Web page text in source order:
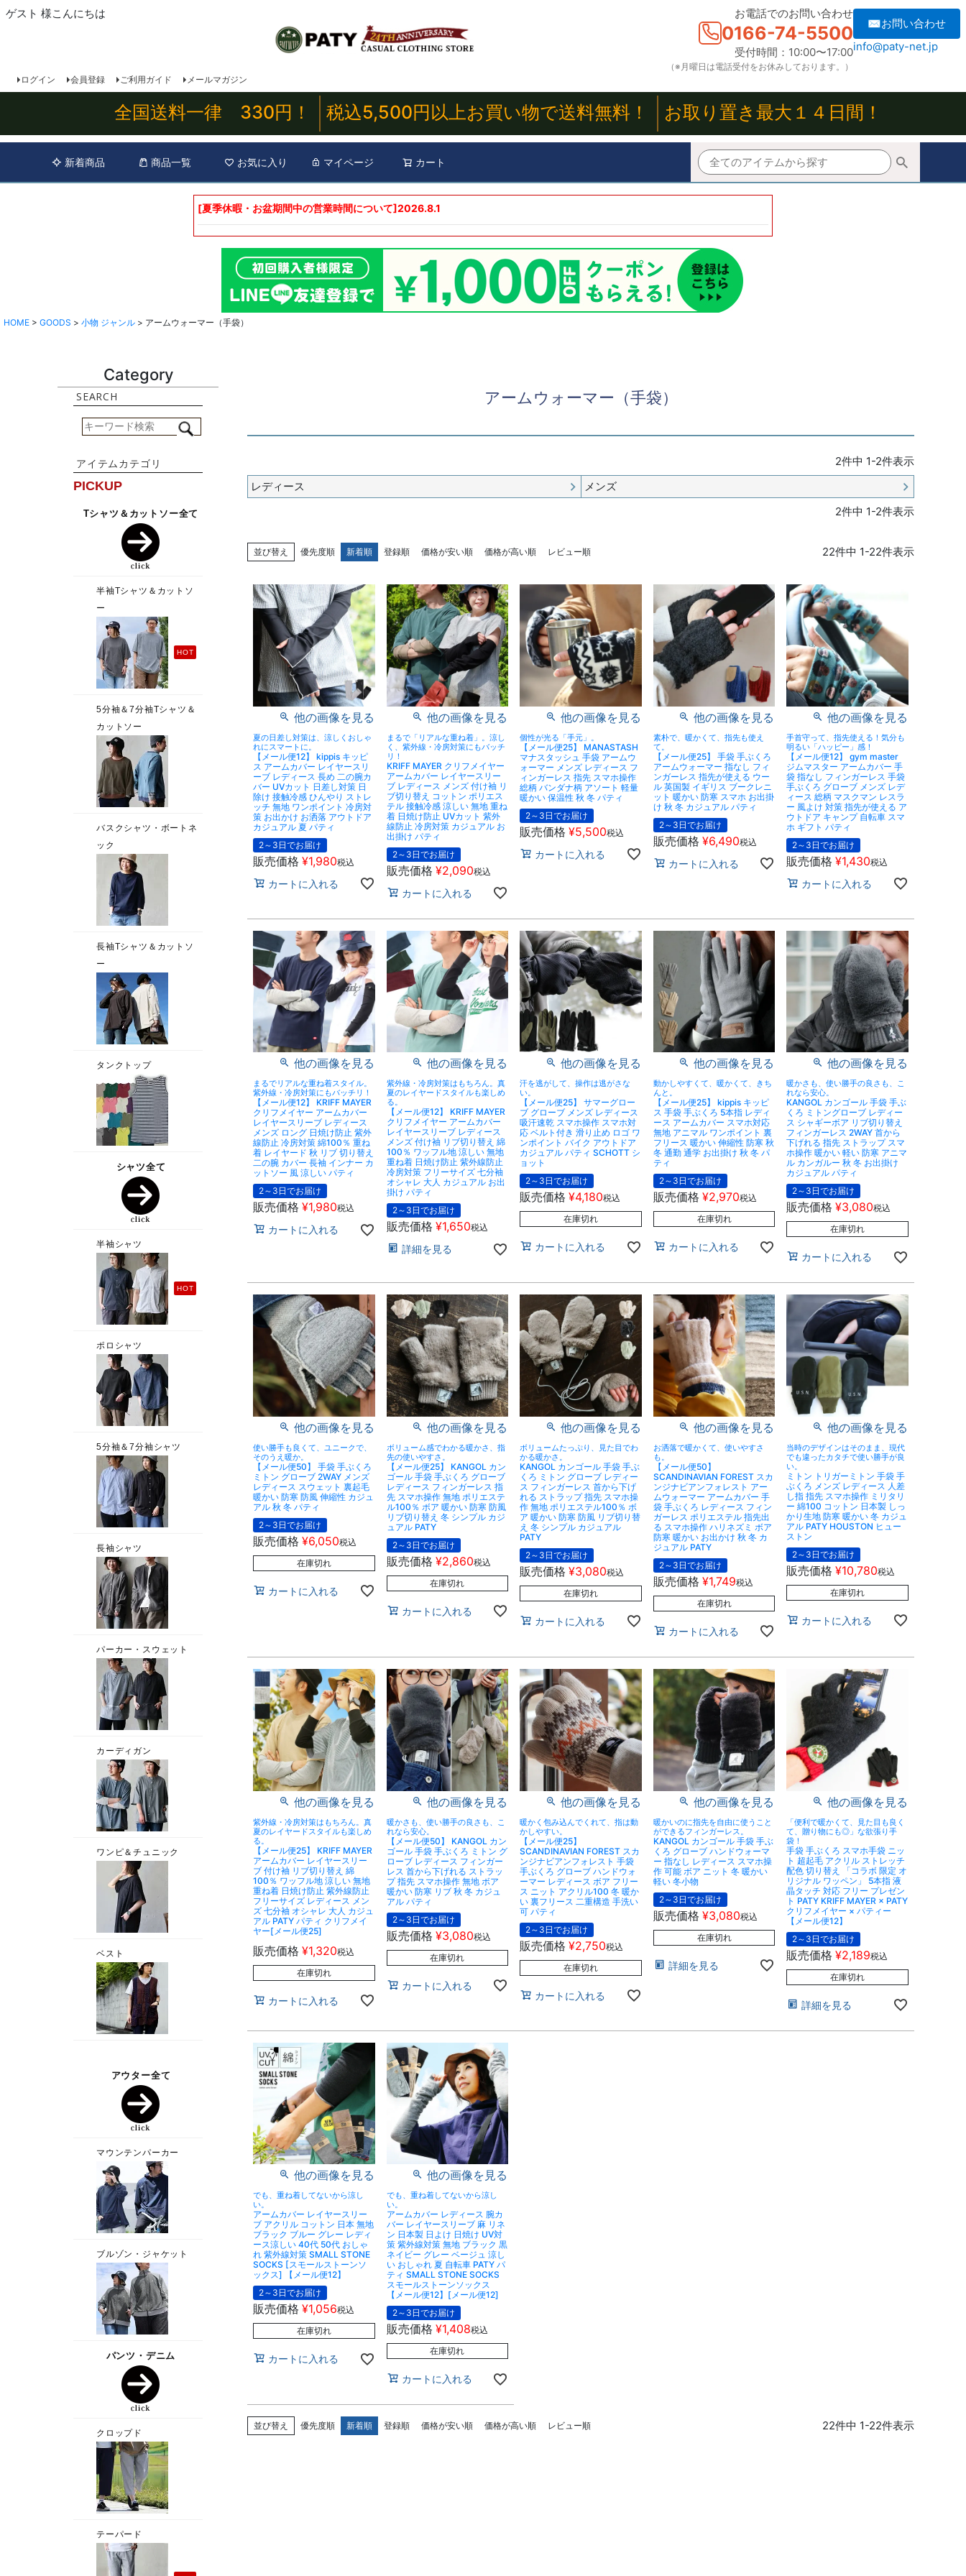
ゲスト 様こんにちは お電話でのお問い合わせ
0166-74-5500
受付時間：10:00〜17:00
（※月曜日は電話受付をお休みしております。）
✉お問い合わせ
info@paty-net.jp
ログイン 会員登録 ご利用ガイド メールマガジン
全国送料一律 330円！ 税込5,500円以上お買い物で送料無料！ お取り置き最大１４日間！
新着商品 商品一覧 お気に入り マイページ カート
[夏季休暇・お盆期間中の営業時間について]2026.8.1
HOME GOODS 小物 ジャンル アームウォーマー（手袋）
Category
アームウォーマー（手袋）
2件中 1-2件表示
レディース
メンズ
2件中 1-2件表示
並び替え 優先度順 新着順 登録順 価格が安い順 価格が高い順 レビュー順 22件中 1-22件表示
他の画像を見る
夏の日差し対策は、涼しくおしゃ
れにスマートに。
【メール便12】 kippis キッピ
ス アームカバー レイヤースリ
ーブ レディース 長め 二の腕カ
バー UVカット 日差し対策 日
除け 接触冷感 ひんやり ストレ
ッチ 無地 ワンポイント 冷房対
策 お出かけ お洒落 アウトドア
カジュアル 夏 パティ
2～3日でお届け
販売価格 ¥1,980税込
カートに入れる
他の画像を見る
まるで「リアルな重ね着」。涼し
く、紫外線・冷房対策にもバッチ
リ！
KRIFF MAYER クリフメイヤー
アームカバー レイヤースリー
ブ レディース メンズ 付け袖 リ
ブ切り替え コットン ポリエス
テル 接触冷感 涼しい 無地 重ね
着 日焼け防止 UVカット 紫外
線防止 冷房対策 カジュアル お
出掛け パティ
2～3日でお届け
販売価格 ¥2,090税込
カートに入れる
他の画像を見る
個性が光る「手元」。
【メール便25】 MANASTASH
マナスタッシュ 手袋 アームウ
ォーマー メンズ レディース フ
ィンガーレス 指先 スマホ操作
総柄 バンダナ柄 アソート 軽量
暖かい 保温性 秋 冬 パティ
2～3日でお届け
販売価格 ¥5,500税込
カートに入れる
他の画像を見る
素朴で、暖かくて、指先も使え
て。
【メール便25】 手袋 手ぶくろ
アームウォーマー 指なし フィ
ンガーレス 指先が使える ウー
ル 英国製 イギリス ブークレニ
ット 暖かい 防寒 スマホ お出掛
け 秋 冬 カジュアル パティ
2～3日でお届け
販売価格 ¥6,490税込
カートに入れる
他の画像を見る
手首守って、指先使える！気分も
明るい「ハッピー」感！
【メール便12】 gym master
ジムマスター アームカバー 手
袋 指なし フィンガーレス 手袋
手ぶくろ グローブ メンズ レデ
ィース 総柄 マスクマン レスラ
ー 風よけ 対策 指先が使える ア
ウトドア キャンプ 自転車 スマ
ホ ギフト パティ
2～3日でお届け
販売価格 ¥1,430税込
カートに入れる
他の画像を見る
まるでリアルな重ね着スタイル。
紫外線・冷房対策にもバッチリ！
【メール便12】 KRIFF MAYER
クリフメイヤー アームカバー
レイヤースリーブ レディース
メンズ ロング 日焼け防止 紫外
線防止 冷房対策 綿100％ 重ね
着 レイヤード 秋 リブ 切り替え
二の腕 カバー 長袖 インナー カ
ットソー 風 涼しい パティ
2～3日でお届け
販売価格 ¥1,980税込
カートに入れる
他の画像を見る
紫外線・冷房対策はもちろん。真
夏のレイヤードスタイルも楽しめ
る。
【メール便12】 KRIFF MAYER
クリフメイヤー アームカバー
レイヤースリーブ レディース
メンズ 付け袖 リブ切り替え 綿
100％ ワッフル地 涼しい 無地
重ね着 日焼け防止 紫外線防止
冷房対策 フリーサイズ 七分袖
オシャレ 大人 カジュアル お出
掛け パティ
2～3日でお届け
販売価格 ¥1,650税込
詳細を見る
他の画像を見る
汗を逃がして、操作は逃がさな
い。
【メール便25】 サマーグロー
ブ グローブ メンズ レディース
吸汗速乾 スマホ操作 スマホ対
応 ベルト付き 滑り止め ロゴ ワ
ンポイント バイク アウトドア
カジュアル パティ SCHOTT シ
ョット
2～3日でお届け
販売価格 ¥4,180税込
在庫切れ
カートに入れる
他の画像を見る
動かしやすくて、暖かくて、きち
んと。
【メール便25】 kippis キッピ
ス 手袋 手ぶくろ 5本指 レディ
ース アームカバー スマホ対応
無地 アニマル ワンポイント 裏
フリース 暖かい 伸縮性 防寒 秋
冬 通勤 通学 お出掛け 秋 冬 パ
ティ
2～3日でお届け
販売価格 ¥2,970税込
在庫切れ
カートに入れる
他の画像を見る
暖かさも、使い勝手の良さも、こ
れなら安心。
KANGOL カンゴール 手袋 手ぶ
くろ ミトングローブ レディー
ス シャギーボア リブ切り替え
フィンガーレス 2WAY 首から
下げれる 指先 ストラップ スマ
ホ操作 暖かい 軽い 防寒 アニマ
ル カンガルー 秋 冬 お出掛け
カジュアル パティ
2～3日でお届け
販売価格 ¥3,080税込
在庫切れ
カートに入れる
他の画像を見る
使い勝手も良くて、ユニークで、
そのうえ暖か。
【メール便50】 手袋 手ぶくろ
ミトン グローブ 2WAY メンズ
レディース スウェット 裏起毛
暖かい 防寒 防風 伸縮性 カジュ
アル 秋 冬 パティ
2～3日でお届け
販売価格 ¥6,050税込
在庫切れ
カートに入れる
他の画像を見る
ボリューム感でわかる暖かさ、指
先の使いやすさ。
【メール便25】 KANGOL カン
ゴール 手袋 手ぶくろ グローブ
レディース フィンガーレス 指
先 スマホ操作 無地 ポリエステ
ル100％ ボア 暖かい 防寒 防風
リブ切り替え 冬 シンプル カジ
ュアル PATY
2～3日でお届け
販売価格 ¥2,860税込
在庫切れ
カートに入れる
他の画像を見る
ボリュームたっぷり、見た目でわ
かる暖かさ。
KANGOL カンゴール 手袋 手ぶ
くろ ミトン グローブ レディー
ス フィンガーレス 首から下げ
れる ストラップ 指先 スマホ操
作 無地 ポリエステル100％ ボ
ア 暖かい 防寒 防風 リブ切り替
え 冬 シンプル カジュアル
PATY
2～3日でお届け
販売価格 ¥3,080税込
在庫切れ
カートに入れる
他の画像を見る
お洒落で暖かくて、使いやすさ
も。
【メール便50】
SCANDINAVIAN FOREST スカ
ンジナビアンフォレスト アー
ムウォーマー アームカバー 手
袋 手ぶくろ レディース フィン
ガーレス ポリエステル 指先出
る スマホ操作 ハリネズミ ボア
防寒 暖かい お出かけ 秋 冬 カ
ジュアル PATY
2～3日でお届け
販売価格 ¥1,749税込
在庫切れ
カートに入れる
他の画像を見る
当時のデザインはそのまま、現代
でも違ったカタチで使い勝手が良
い。
ミトン トリガーミトン 手袋 手
ぶくろ メンズ レディース 人差
し指 指先 スマホ操作 ミリタリ
ー 綿100 コットン 日本製 しっ
かり生地 防寒 暖かい 冬 カジュ
アル PATY HOUSTON ヒュー
ストン
2～3日でお届け
販売価格 ¥10,780税込
在庫切れ
カートに入れる
他の画像を見る
紫外線・冷房対策はもちろん。真
夏のレイヤードスタイルも楽しめ
る。
【メール便25】 KRIFF MAYER
アームカバー レイヤースリー
ブ 付け袖 リブ切り替え 綿
100％ ワッフル地 涼しい 無地
重ね着 日焼け防止 紫外線防止
フリーサイズ レディース メン
ズ 七分袖 オシャレ 大人 カジュ
アル PATY パティ クリフメイ
ヤー[メール便25]
販売価格 ¥1,320税込
在庫切れ
カートに入れる
他の画像を見る
暖かさも、使い勝手の良さも、こ
れなら安心。
【メール便50】 KANGOL カン
ゴール 手袋 手ぶくろ ミトン グ
ローブ レディース フィンガー
レス 首から下げれる ストラッ
プ 指先 スマホ操作 無地 ボア
暖かい 防寒 リブ 秋 冬 カジュ
アル パティ
2～3日でお届け
販売価格 ¥3,080税込
在庫切れ
カートに入れる
他の画像を見る
暖かく包み込んでくれて、指は動
かしやすい。
【メール便25】
SCANDINAVIAN FOREST スカ
ンジナビアンフォレスト 手袋
手ぶくろ グローブ ハンドウォ
ーマー レディース ボア フリー
ス ニット アクリル100 冬 暖か
い 裏フリース 二重構造 手洗い
可 パティ
2～3日でお届け
販売価格 ¥2,750税込
在庫切れ
カートに入れる
他の画像を見る
暖かいのに指先を自由に使うこと
ができるフィンガーレス。
KANGOL カンゴール 手袋 手ぶ
くろ グローブ ハンドウォーマ
ー 指なし レディース スマホ操
作 可能 ボア ニット 冬 暖かい
軽い 冬小物
2～3日でお届け
販売価格 ¥3,080税込
在庫切れ
詳細を見る
他の画像を見る
「便利で暖かくて、見た目も良く
て、贈り物にも◎」な欲張り手
袋！
手袋 手ぶくろ スマホ手袋 ニッ
ト 超起毛 アクリル ストレッチ
配色 切り替え 「コラボ 限定 オ
リジナル ワッペン」 5本指 液
晶タッチ 対応 フリー プレゼン
ト PATY KRIFF MAYER × PATY
クリフメイヤー × パティー
【メール便12】
2～3日でお届け
販売価格 ¥2,189税込
在庫切れ
詳細を見る
他の画像を見る
でも、重ね着してないから涼し
い。
アームカバー レイヤースリー
ブ アクリル コットン 日本 無地
ブラック ブルー グレー レディ
ース涼しい 40代 50代 おしゃ
れ 紫外線対策 SMALL STONE
SOCKS [スモールストーンソ
ックス] 【メール便12】
2～3日でお届け
販売価格 ¥1,056税込
在庫切れ
カートに入れる
他の画像を見る
でも、重ね着してないから涼し
い。
アームカバー レディース 腕カ
バー レイヤースリーブ 麻 リネ
ン 日本製 日よけ 日焼け UV対
策 紫外線対策 無地 ブラック 黒
ネイビー グレー ベージュ 涼し
い おしゃれ 夏 自転車 PATY パ
ティ SMALL STONE SOCKS
スモールストーンソックス
【メール便12】[メール便12]
2～3日でお届け
販売価格 ¥1,408税込
在庫切れ
カートに入れる
並び替え 優先度順 新着順 登録順 価格が安い順 価格が高い順 レビュー順 22件中 1-22件表示